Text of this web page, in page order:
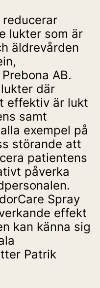
reducerar
lukter som är
äldrevården
AB.
där
effektiv är lukt
samt
exempel på
störande att
patientens
påverka
Spray
effekt
kan känna sig
Patrik